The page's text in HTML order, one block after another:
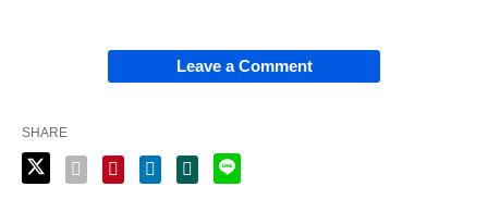
Leave a Comment
SHARE